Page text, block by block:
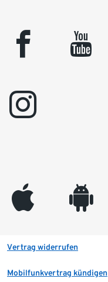
facebook youtube
instagram
appleinc android
Vertrag widerrufen
Mobilfunkvertrag kündigen